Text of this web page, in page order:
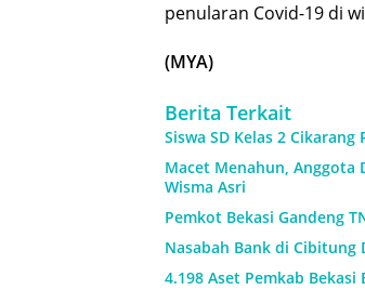
penularan Covid-19 di
(MYA)
Berita Terkait
Siswa SD Kelas 2
Macet Menahun, Anggota
Wisma Asri
Pemkot Bekasi Gandeng
Nasabah Bank di Cibitung
4.198 Aset Pemkab